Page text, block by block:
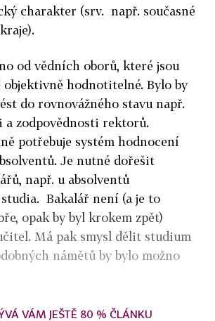
charakter (srv. např. současné
od vědních oborů, které jsou
objektivně hodnotitelné. Bylo by
do rovnovážného stavu např.
a zodpovědnosti rektorů.
potřebuje systém hodnocení
Je nutné dořešit
např. u absolventů
Bakalář není (a je to
opak by byl krokem zpět)
Má pak smysl dělit studium
námětů by bylo možno
VÁM JEŠTĚ 80 % ČLÁNKU